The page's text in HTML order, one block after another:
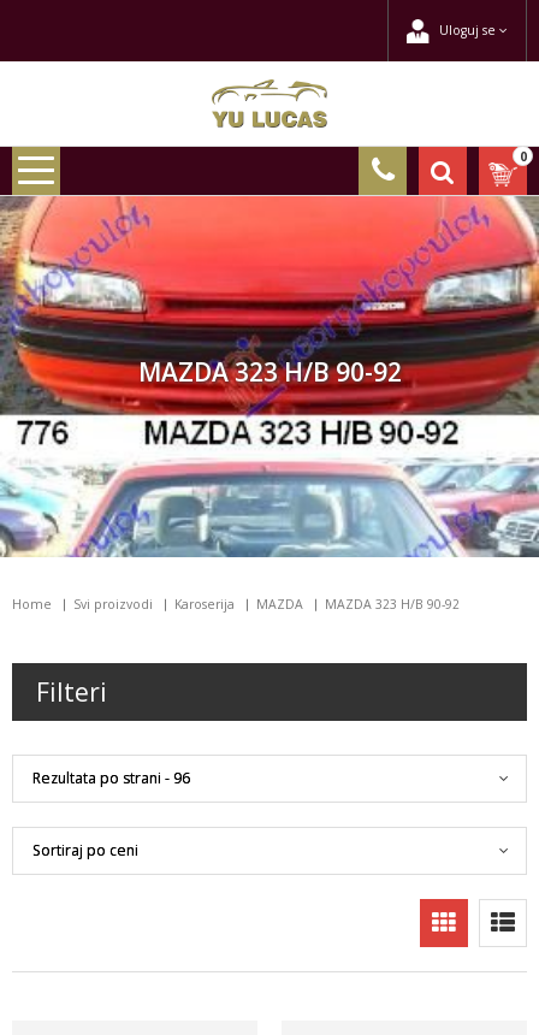
Uloguj se
0
MAZDA 323 H/B 90-92
Home Svi proizvodi Karoserija MAZDA MAZDA 323 H/B 90-92
Filteri